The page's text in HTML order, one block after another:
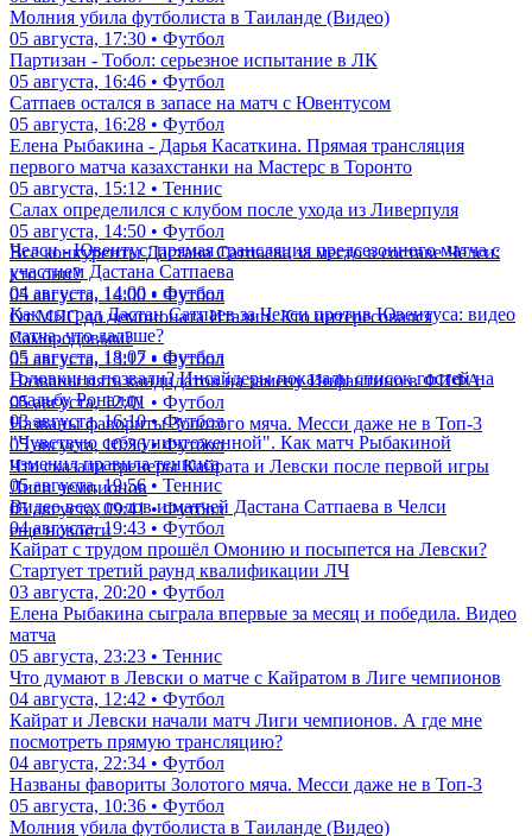
Молния убила футболиста в Таиланде (Видео)
05 августа, 17:30 • Футбол
Партизан - Тобол: серьезное испытание в ЛК
05 августа, 16:46 • Футбол
Сатпаев остался в запасе на матч с Ювентусом
05 августа, 16:28 • Футбол
Елена Рыбакина - Дарья Касаткина. Прямая трансляция
первого матча казахстанки на Мастерс в Торонто
05 августа, 15:12 • Теннис
Салах определился с клубом после ухода из Ливерпуля
05 августа, 14:50 • Футбол
Все конкуренты Дастана Сатпаева за место в составе Челси:
кто они?
05 августа, 14:00 • Футбол
От МЛС до чемпионата Италии. Кто интересовался
Самородовым?
05 августа, 13:12 • Футбол
Названы пять кандидатов на замену Инфантино в ФИФА
05 августа, 12:01 • Футбол
Названы фавориты Золотого мяча. Месси даже не в Топ-3
05 августа, 10:36 • Футбол
Что сказали тренеры Кайрата и Левски после первой игры
Лиги чемпионов
05 августа, 09:41 • Футбол
еще новости
Челси - Ювентус: прямая трансляция предсезонного матча с
участием Дастана Сатпаева
04 августа, 14:00 • Футбол
Как сыграл Дастан Сатпаев за Челси против Ювентуса: видео
матча, что дальше?
05 августа, 18:07 • Футбол
Головкина позвали? Инсайдеры показали список гостей на
свадьбу Роналду
03 августа, 16:10 • Футбол
"Чувствую себя уничтоженной". Как матч Рыбакиной
изменил правила тенниса
05 августа, 19:56 • Теннис
Видео всех голов и матчей Дастана Сатпаева в Челси
04 августа, 19:43 • Футбол
Кайрат с трудом прошёл Омонию и посыпется на Левски?
Стартует третий раунд квалификации ЛЧ
03 августа, 20:20 • Футбол
Елена Рыбакина сыграла впервые за месяц и победила. Видео
матча
05 августа, 23:23 • Теннис
Что думают в Левски о матче с Кайратом в Лиге чемпионов
04 августа, 12:42 • Футбол
Кайрат и Левски начали матч Лиги чемпионов. А где мне
посмотреть прямую трансляцию?
04 августа, 22:34 • Футбол
Названы фавориты Золотого мяча. Месси даже не в Топ-3
05 августа, 10:36 • Футбол
Молния убила футболиста в Таиланде (Видео)